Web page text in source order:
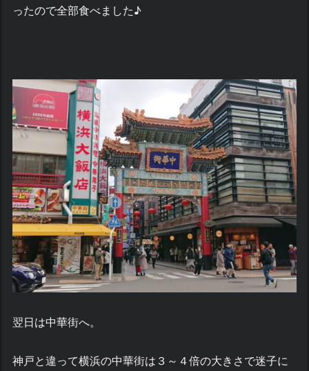
ったので全部食べました♪
翌日は中華街へ。
神戸と違って横浜の中華街は３～４倍の大きさで迷子に